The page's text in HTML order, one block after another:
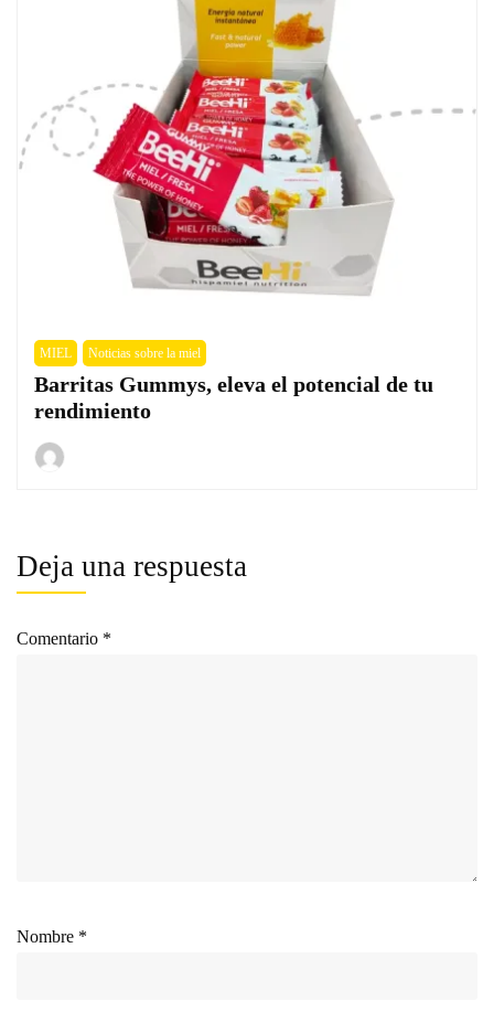
MIEL Noticias sobre la miel
Barritas Gummys, eleva el potencial de tu
rendimiento
Deja una respuesta
Comentario *
Nombre *